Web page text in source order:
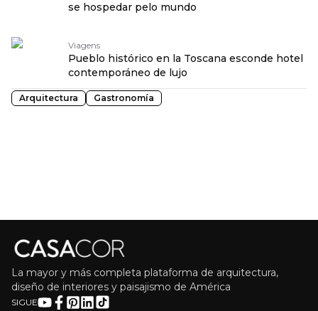
se hospedar pelo mundo
Viagens
Pueblo histórico en la Toscana esconde hotel
contemporáneo de lujo
Arquitectura Gastronomía
La mayor y más completa plataforma de arquitectura,
diseño de interiores y paisajismo de América
SIGUE